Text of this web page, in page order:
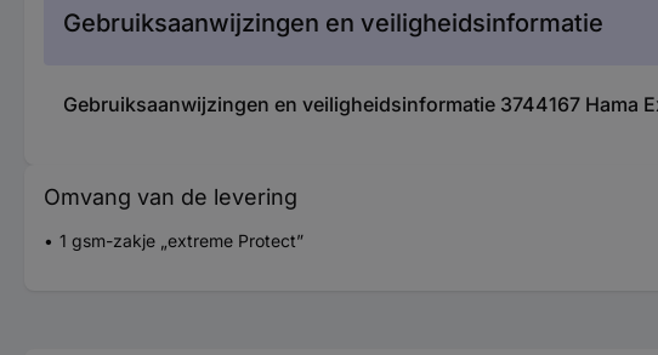
Gebruiksaanwijzingen en veiligheidsinformatie
Gebruiksaanwijzingen en veiligheidsinformatie 3744167 Hama
Omvang van de levering
1 gsm-zakje „extreme Protect”